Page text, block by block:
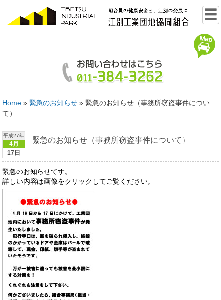
Home » 緊急のお知らせ » 緊急のお知らせ（事務所窃盗事件につい
て）
平成27年
4月
17日
緊急のお知らせ（事務所窃盗事件について）
緊急のお知らせです。
詳しい内容は画像をクリックしてご覧ください。